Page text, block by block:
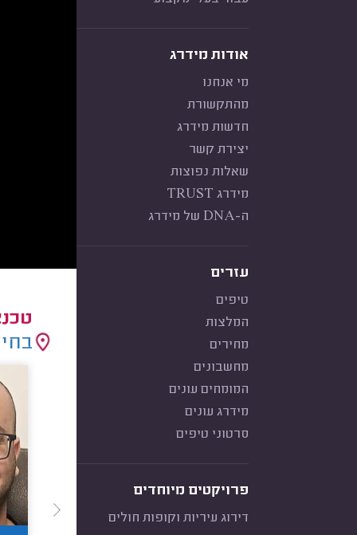
אודות מידרג
מי אנחנו
מהתקשורת
חדשות מידרג
יצירת קשר
שאלות נפוצות
מידרג TRUST
ה-DNA של מידרג
עזרים
טיפים
המלצות
מחירים
מחשבונים
המומחים עונים
מידרג עונים
סרטוני טיפים
פרויקטים מיוחדים
דירוג עיריות וקופות חולים